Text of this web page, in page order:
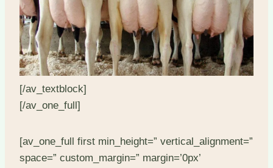
[/av_textblock]
[/av_one_full]
[av_one_full first min_height=” vertical_alignment=”
space=” custom_margin=” margin=’0px’